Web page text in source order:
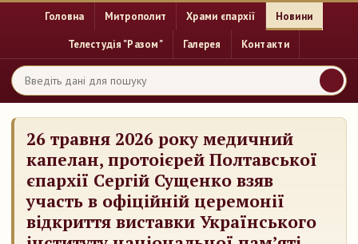
Головна Митрополит Храми єпархії Новини
Телестудія "Разом" Галерея Контакти
26 травня 2026 року медичний
капелан, протоієрей Полтавської
єпархії Сергій Сущенко взяв
участь в офіційній церемонії
відкриття виставки Українського